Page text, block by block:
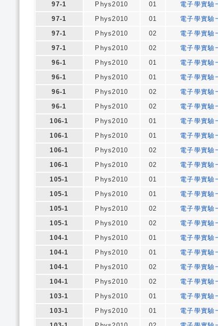
97-1
Phys2010 01
電子學實驗
97-1
Phys2010 01
電子學實驗
97-1
Phys2010 02
電子學實驗
97-1
Phys2010 02
電子學實驗
96-1
Phys2010 01
電子學實驗
96-1
Phys2010 01
電子學實驗
96-1
Phys2010 02
電子學實驗
96-1
Phys2010 02
電子學實驗
106-1
Phys2010 01
電子學實驗
106-1
Phys2010 01
電子學實驗
106-1
Phys2010 02
電子學實驗
106-1
Phys2010 02
電子學實驗
105-1
Phys2010 01
電子學實驗
105-1
Phys2010 01
電子學實驗
105-1
Phys2010 02
電子學實驗
105-1
Phys2010 02
電子學實驗
104-1
Phys2010 01
電子學實驗
104-1
Phys2010 01
電子學實驗
104-1
Phys2010 02
電子學實驗
104-1
Phys2010 02
電子學實驗
103-1
Phys2010 01
電子學實驗
103-1
Phys2010 01
電子學實驗